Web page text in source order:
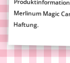
Haftung.